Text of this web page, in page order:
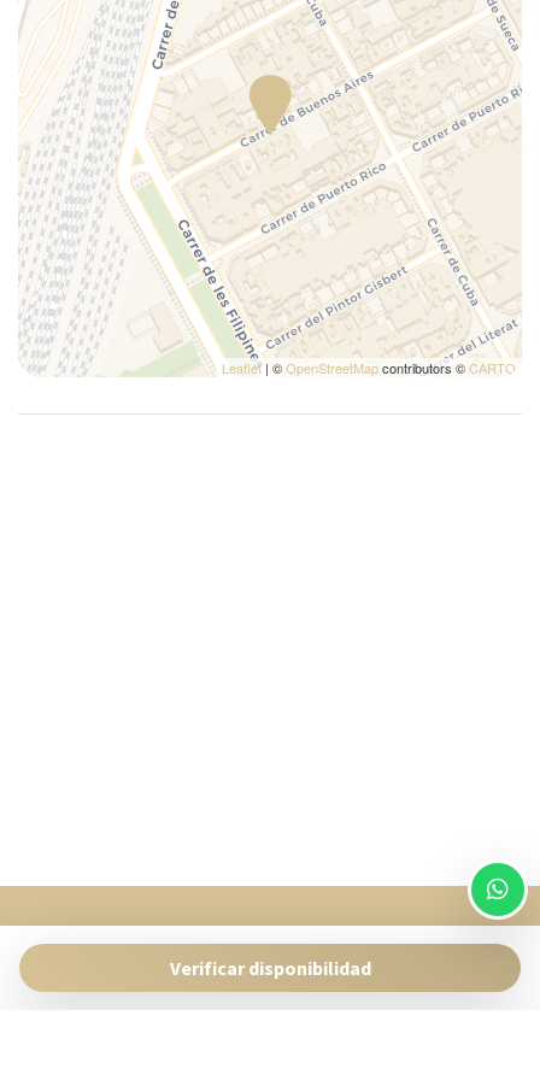
Perchas
Plancha para ropa
Platos
Platos y cubiertos
Ropa de cama
Secador de pelo
Sofá Cama Estándar Doble (190 x 160 cm)
Toallas
Tostadora
Trona portátil (solicitud previa)
TV
Wifi
Wifi wireless
Leaflet| ©OpenStreetMapcontributors ©CARTO
Verificar disponibilidad
Pasaje Giner 2 bis Valencia 46001
Contacto:reservas@singularstays.com-